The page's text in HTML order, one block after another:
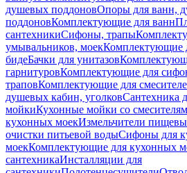
душевых поддоновОпоры для ванн,
поддоновКомплектующие для ванн
сантехникиСифоны, трапы
умывальников, моекКомплектующие
бидеБачки для унитазов
гарнитуровКомплектующие для
траповКомплектующие для
душевых кабин, уголковСантехника
мойкиКухонные мойки со
кухонных моекИзмельчители
очистки питьевой водыСифоны для
моекКомплектующие для кухонных
сантехникаИнсталляции для